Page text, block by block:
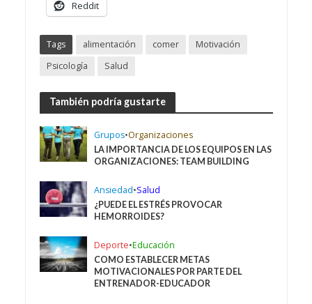
Reddit
Tags alimentación comer
Motivación
Psicología
Salud
También podría gustarte
Grupos•Organizaciones
LA IMPORTANCIA DE LOS EQUIPOS EN LAS
ORGANIZACIONES: TEAM BUILDING
Ansiedad•Salud
¿PUEDE EL ESTRÉS PROVOCAR
HEMORROIDES?
Deporte•Educación
COMO ESTABLECER METAS
MOTIVACIONALES POR PARTE DEL
ENTRENADOR-EDUCADOR